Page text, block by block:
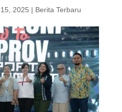
2025 | Berita Terbaru